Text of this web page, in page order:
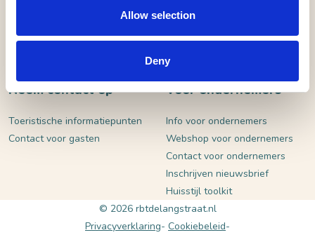
Allow selection
Deny
Neem contact op
Toeristische informatiepunten
Contact voor gasten
Voor ondernemers
Info voor ondernemers
Webshop voor ondernemers
Contact voor ondernemers
Inschrijven nieuwsbrief
Huisstijl toolkit
© 2026 rbtdelangstraat.nl
Privacyverklaring Cookiebeleid